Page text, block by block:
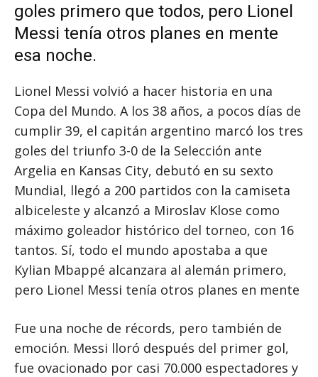
goles primero que todos, pero Lionel
Messi tenía otros planes en mente
esa noche.
Lionel Messi volvió a hacer historia en una
Copa del Mundo. A los 38 años, a pocos días de
cumplir 39, el capitán argentino marcó los tres
goles del triunfo 3-0 de la Selección ante
Argelia en Kansas City, debutó en su sexto
Mundial, llegó a 200 partidos con la camiseta
albiceleste y alcanzó a Miroslav Klose como
máximo goleador histórico del torneo, con 16
tantos. Sí, todo el mundo apostaba a que
Kylian Mbappé alcanzara al alemán primero,
pero Lionel Messi tenía otros planes en mente
Fue una noche de récords, pero también de
emoción. Messi lloró después del primer gol,
fue ovacionado por casi 70.000 espectadores y